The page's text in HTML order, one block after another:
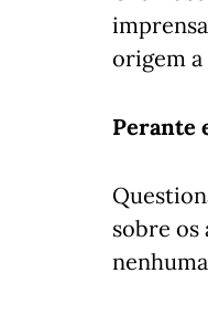
origem
Perante
sobre